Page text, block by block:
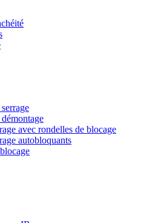
avec rondelles de blocage
autobloquants